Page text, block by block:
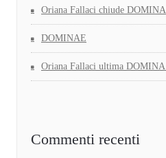
Oriana Fallaci chiude
DOMINAE
Oriana Fallaci ultima
Commenti recenti